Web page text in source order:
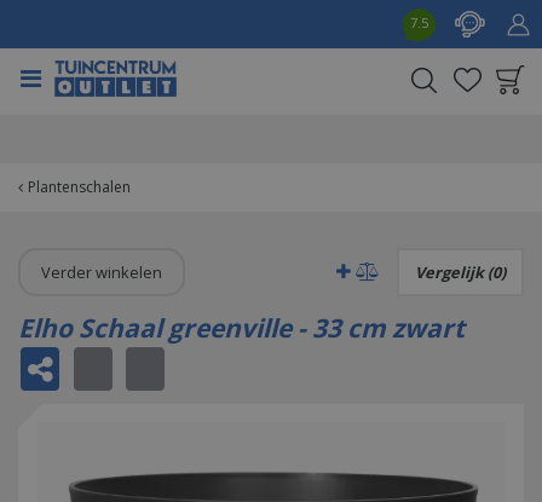
Plantenschalen
7.5
Verder winkelen Vergelijk (0)
Elho Schaal greenville - 33 cm zwart